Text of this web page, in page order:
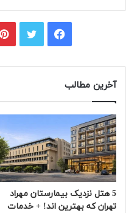
فیسبوکتوییتر
آخرین مطالب
5 هتل نزدیک بیمارستان مهراد
تهران که بهترین‌ اند! + خدمات